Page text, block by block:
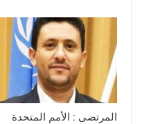
المرتضى : الأمم المتحدة